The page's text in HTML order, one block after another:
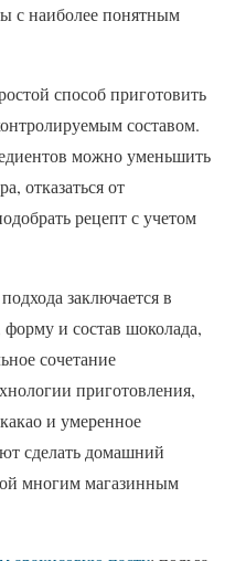
с наиболее понятным
способ приготовить
составом.
можно уменьшить
отказаться от
рецепт с учетом
заключается в
и состав шоколада,
сочетание
приготовления,
и умеренное
сделать домашний
многим магазинным